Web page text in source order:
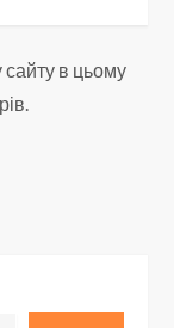
сайту в цьому